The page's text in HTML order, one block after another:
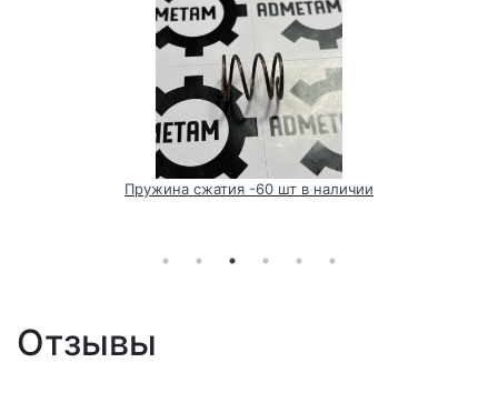
Пружина сжатия -60 шт в наличии
Отзывы